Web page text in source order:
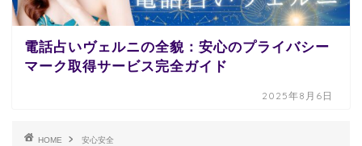
電話占いヴェルニの全貌：安心のプライバシー
マーク取得サービス完全ガイド
2025年8月6日
HOME 安心安全